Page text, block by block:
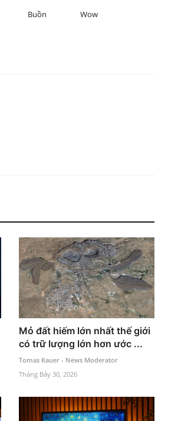
Buồn Wow
Mỏ đất hiếm lớn nhất thế giới
có trữ lượng lớn hơn ước ...
Tomas Kauer - News Moderator
Tháng Bảy 30, 2026